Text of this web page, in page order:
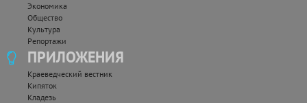
Экономика
Общество
Культура
Репортажи
ПРИЛОЖЕНИЯ
Краеведческий вестник
Кипяток
Кладезь